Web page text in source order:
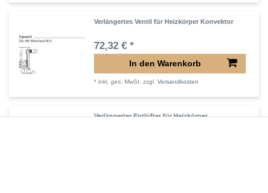
Verlängertes Ventil für Heizkörper Konvektor
72,32 € *
In den Warenkorb
*inkl. ges. MwSt. zzgl.Versandkosten
Verlängerter Entlüfter für Heizkörper